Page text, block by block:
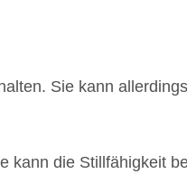
Sie kann
kann die Stillfähigkeit